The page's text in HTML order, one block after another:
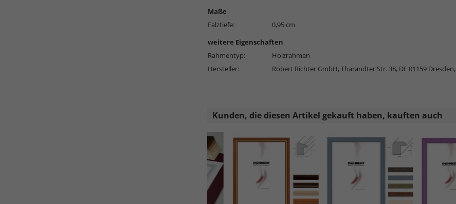
Maße
Falztiefe:
0,95 cm
weitere Eigenschaften
Rahmentyp:
Holzrahmen
Hersteller:
Robert Richter GmbH, Tharandter Str. 38, DE 01159 Dresden,
Kunden, die diesen Artikel gekauft haben, kauften auch